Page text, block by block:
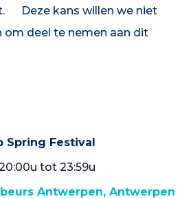
Deze kans willen we niet
om deel te nemen aan dit
Spring Festival
tot 23:59u
Antwerpen, Antwerpen